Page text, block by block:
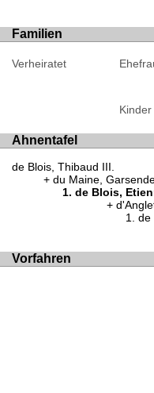
Familien
Verheiratet
Kinder
Ahnentafel
de Blois, Thibaud III.
du Maine,
de Blois,
de
Vorfahren